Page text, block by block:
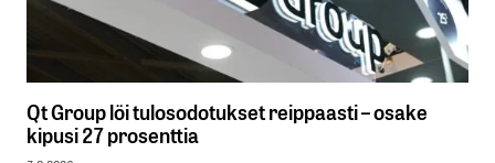
Qt Group löi tulosodotukset reippaasti – osake
kipusi 27 prosenttia